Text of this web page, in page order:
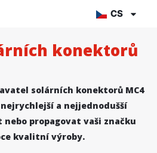
CS
konektorů
solárních konektorů MC4
nejrychlejší a nejjednodušší
nebo propagovat vaši značku
kvalitní výroby.